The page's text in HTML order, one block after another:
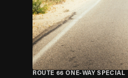
ROUTE 66 ONE-WAY SPECIAL